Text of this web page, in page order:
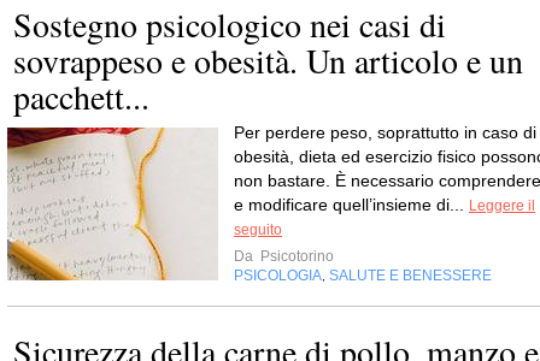
Sostegno psicologico nei casi di
sovrappeso e obesità. Un articolo e un
pacchett...
Per perdere peso, soprattutto in caso di
obesità, dieta ed esercizio fisico
non bastare. È necessario comprendere
e modificare quell’insieme di...
Leggere il
seguito
Da Psicotorino
PSICOLOGIA SALUTE E BENESSERE
Sicurezza della carne di pollo, manzo e